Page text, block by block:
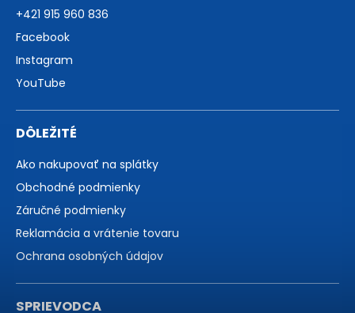
+421 915 960 836
Facebook
Instagram
YouTube
DÔLEŽITÉ
Ako nakupovať na splátky
Obchodné podmienky
Záručné podmienky
Reklamácia a vrátenie tovaru
Ochrana osobných údajov
SPRIEVODCA